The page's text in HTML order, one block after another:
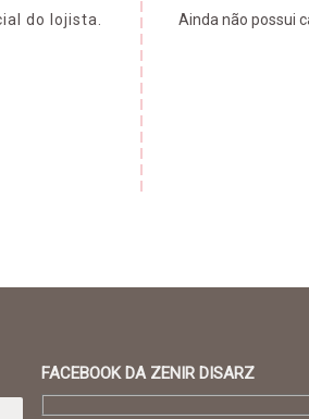
do lojista.
Ainda não possui
FACEBOOK DA ZENIR DISARZ